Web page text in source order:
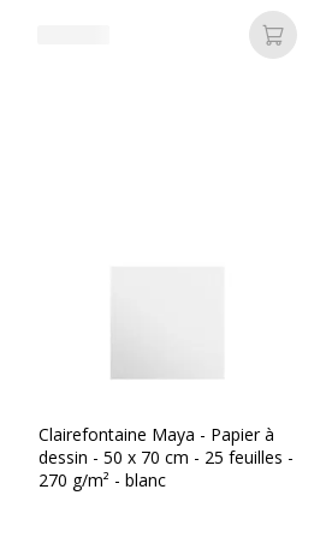
au panier
Clairefontaine Maya - Papier à
dessin - 50 x 70 cm - 25 feuilles -
270 g/m² - blanc